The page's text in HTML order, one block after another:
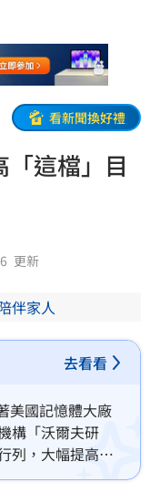
看新聞換好禮
這檔」目
更新
伴家人
去看看
美國記憶體大廠
構「沃爾夫研
列，大幅提高了